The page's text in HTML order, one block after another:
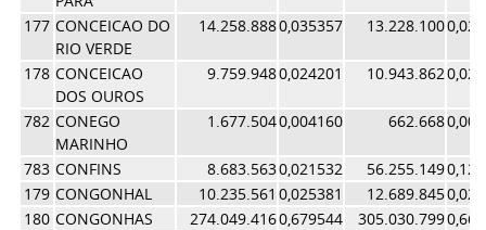
177 CONCEICAO DO
RIO VERDE
14.258.8880,035357 13.228.100
178 CONCEICAO
DOS OUROS
9.759.9480,024201 10.943.862
782 CONEGO
MARINHO
1.677.5040,004160 662.668
783 CONFINS 8.683.5630,021532 56.255.149
179 CONGONHAL 10.235.561 0,025381 12.689.845
180 CONGONHAS 274.049.4160,679544 305.030.799